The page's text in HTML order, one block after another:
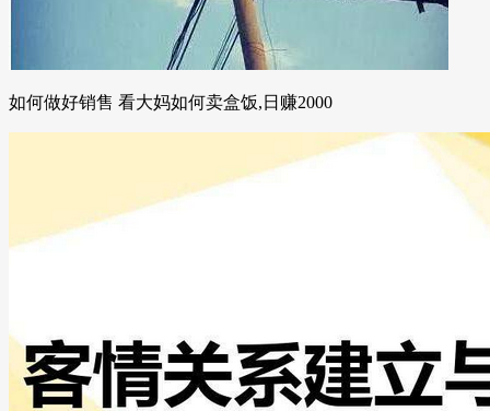
如何做好销售 看大妈如何卖盒饭,日赚2000